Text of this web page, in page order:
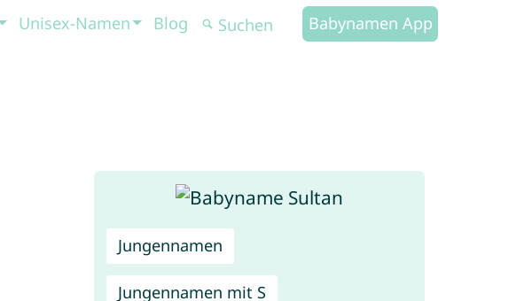
Unisex-Namen Blog Babynamen App
Jungennamen
Jungennamen mit S